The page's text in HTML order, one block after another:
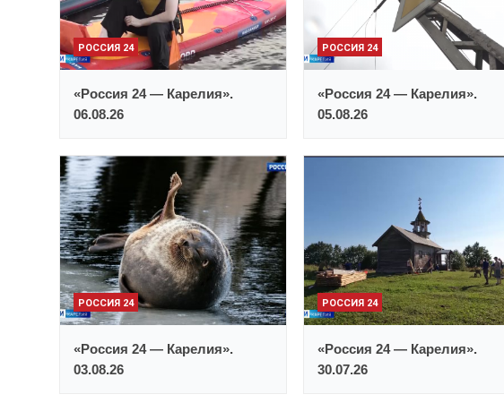
РОССИЯ 24
«Россия 24 — Карелия».
06.08.26
РОССИЯ 24
«Россия 24 — Карелия».
05.08.26
РОССИЯ 24
«Россия 24 — Карелия».
03.08.26
РОССИЯ 24
«Россия 24 — Карелия».
30.07.26